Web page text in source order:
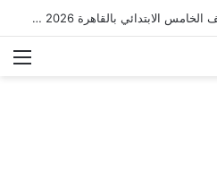
ظهرت الآن.. رابط نتيجة الصف الخامس الابتدائي بالقاهرة 2026 بالرقم القومي